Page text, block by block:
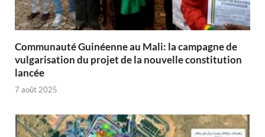
Communauté Guinéenne au Mali: la campagne de
vulgarisation du projet de la nouvelle constitution
lancée
7 août 2025